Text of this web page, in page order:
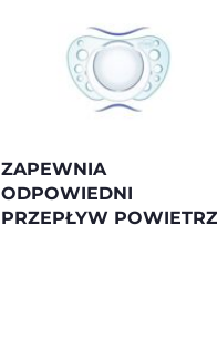
ZAPEWNIA
ODPOWIEDNI
PRZEPŁYW